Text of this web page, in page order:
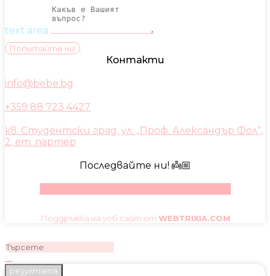
text area
Попитайте ни!
Контакти
info@bebe.bg
+359 88 723 4427
кв. Студентски град, ул. „Проф. Александър Фол“,
2, ет. партер
Последвайте ни! 👼🏼
Поддръжка на уеб сайт от WEBTRIXIA.COM
резултата